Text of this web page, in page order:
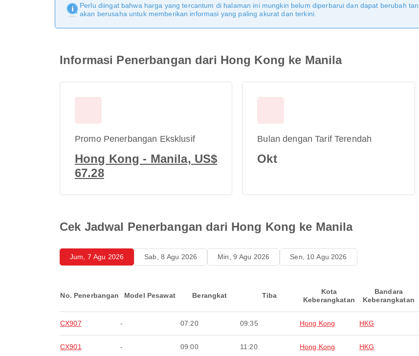
Perlu diingat bahwa harga yang tercantum di halaman ini mungkin belum diperbarui dan dapat berubah
akan berusaha untuk memberikan informasi yang paling akurat dan terkini.
Informasi Penerbangan dari Hong Kong ke Manila
Promo Penerbangan Eksklusif
Hong Kong - Manila, US$
67.28
Bulan dengan Tarif Terendah
Okt
Cek Jadwal Penerbangan dari Hong Kong ke Manila
Jum, 7 Agu 2026 Sab, 8 Agu 2026 Min, 9 Agu 2026 Sen, 10 Agu 2026
No. Penerbangan Model Pesawat Berangkat Tiba
Kota
Keberangkatan
Bandara
Keberangkatan
CX907 - 07:20 09:35 Hong Kong HKG
CX901 - 09:00 11:20 Hong Kong HKG